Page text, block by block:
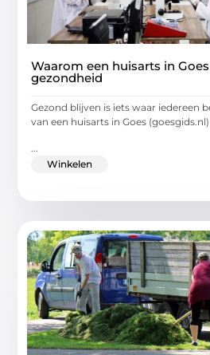
Waarom een huisarts in
gezondheid
Gezond blijven is iets waar iedereen
van een huisarts in Goes
Winkelen